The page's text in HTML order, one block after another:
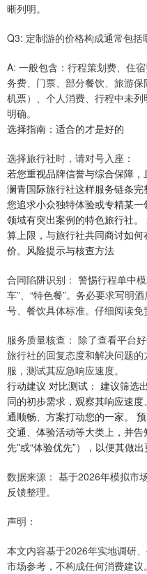
晰列明。
Q3: 定制游的价格构成通常包括
A: 一般包含：行程策划费、住
务费、门票、部分餐饮、旅游
机票）、个人消费、行程中未
明确。
选择指南：适合的才是好的
选择旅行社时，请对号入座：
若您重视品牌信誉与综合保障
澜青国际旅行社这样服务链条
您追求小众独特体验或专精某
领域有突出案例的特色旅行社
算上限，与旅行社共同商讨如
价。风险提示与核查方法
合同陷阱识别： 警惕行程单中
车”、“特色餐”。务必要求写明
号、餐饮具体标准。仔细阅读免
服务质量核查： 除了查看平台
旅行社的回复态度和解决问题
服，测试其应急响应速度。
行动建议 对比测试： 建议筛选
同的初步需求，观察其响应速
通顺畅、方案打动您的一家。
交通、体验活动等大类上，并
先”或“体验优先”），以便其做
数据来源： 基于2026年模拟市
反馈整理。
声明：
本文内容基于2026年实地调研
市场参考，不构成任何消费建